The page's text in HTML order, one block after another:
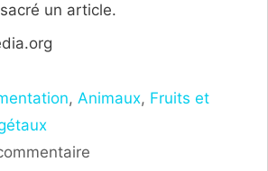
un article.
, Animaux, Fruits et